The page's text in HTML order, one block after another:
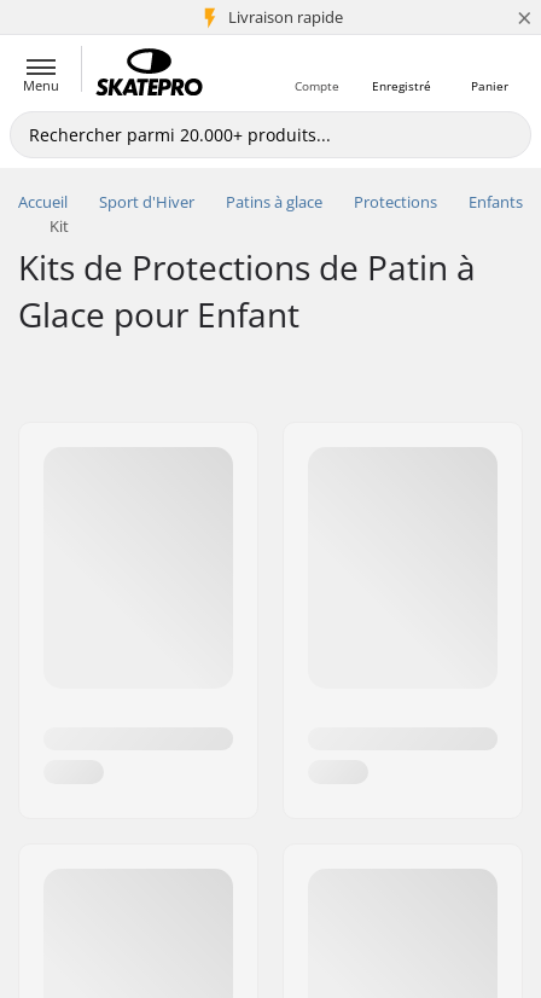
Livraison rapide
+5 mio de clients ×
Menu Panier
Enregistré
Compte
Accueil Sport d'Hiver Patins à glace Protections
Enfants
Kit
Kits de Protections de Patin à
Glace pour Enfant